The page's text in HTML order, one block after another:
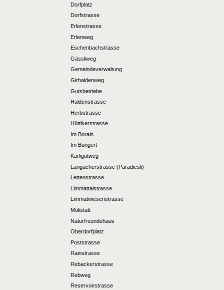
Dorfplatz
Dorfstrasse
Erlenstrasse
Erlenweg
Eschenbachstrasse
Gässliweg
Gemeindeverwaltung
Girhaldenweg
Gutsbetriebe
Haldenstrasse
Herbstrasse
Hüttikerstrasse
Im Borain
Im Bungert
Karligutweg
Langächerstrasse (Paradiesli)
Lettenstrasse
Limmattalstrasse
Limmatwiesenstrasse
Mülistatt
Naturfreundehaus
Oberdorfplatz
Poststrasse
Rainstrasse
Rebackerstrasse
Rebweg
Reservoirstrasse